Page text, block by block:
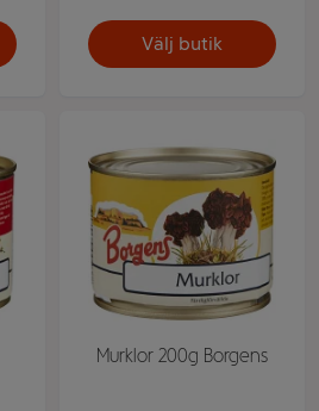
Välj butik
Murklor 200g Borgens